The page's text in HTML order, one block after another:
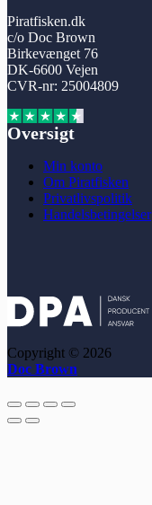
Piratfisken.dk
c/o Doc Brown
Birkevænget 76
DK-6600 Vejen
CVR-nr: 25004809
Oversigt
Min konto
Om Piratfisken
Privatlivspolitik
Handelsbetingelser
Copyright © 2026
Doc Brown